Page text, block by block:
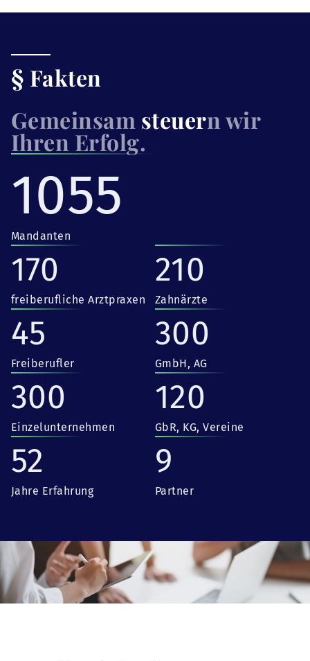
§ Fakten
Gemeinsam steuern wir
Ihren Erfolg.
1055
Mandanten
170
freiberufliche Arztpraxen
210
Zahnärzte
45
Freiberufler
300
GmbH, AG
300
Einzelunternehmen
120
GbR, KG, Vereine
52
Jahre Erfahrung
9
Partner